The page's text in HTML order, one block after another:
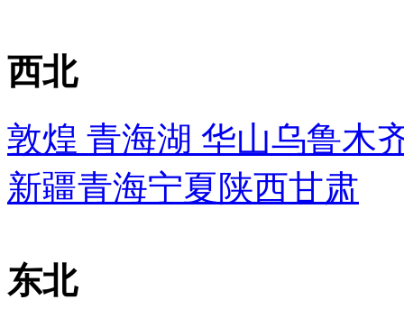
西北
敦煌 青海湖 华山乌鲁木
新疆青海宁夏陕西甘肃
东北